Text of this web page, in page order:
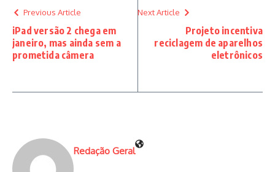
Previous Article
iPad versão 2 chega em
janeiro, mas ainda sem a
prometida câmera
Next Article
Projeto incentiva
reciclagem de aparelhos
eletrônicos
Redação Geral